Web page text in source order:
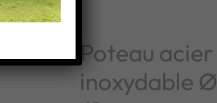
Poteau acier
inoxydable Ø